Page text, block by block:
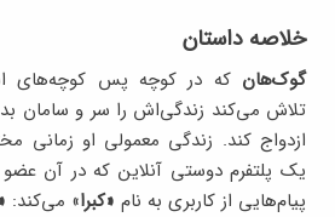
خلاصه داستان
گوک‌هان که در کوچه پس کوچه‌های
تلاش می‌کند زندگی‌اش را سر و سامان
ازدواج کند. زندگی معمولی او زمانی
یک پلتفرم دوستی آنلاین که در آن
پیام‌هایی از کاربری به نام «کبرا» می‌کند: